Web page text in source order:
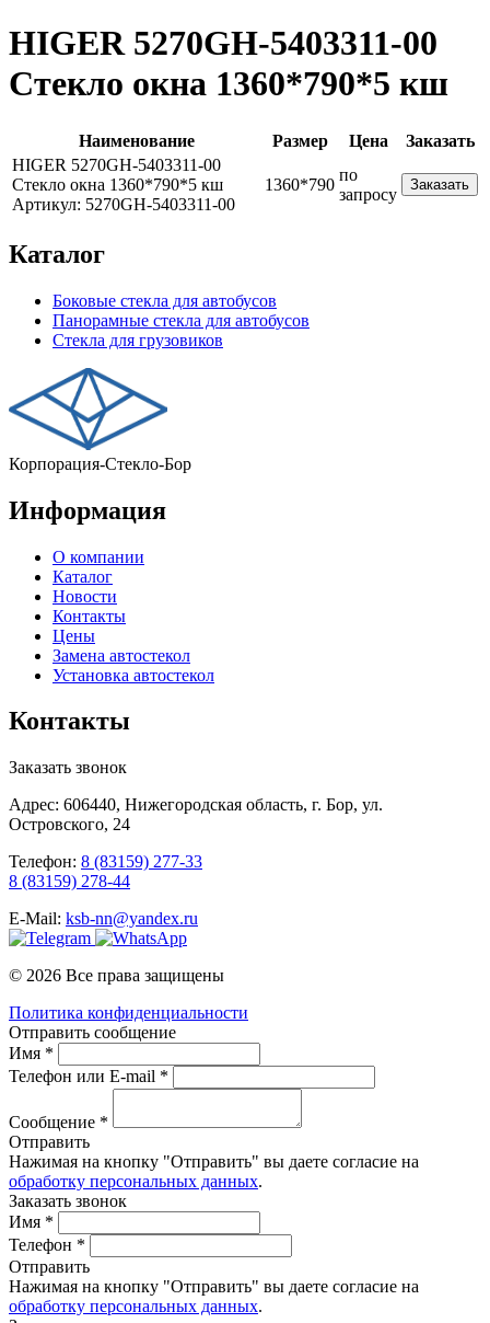
HIGER 5270GH-5403311-00
Стекло окна 1360*790*5 кш
Наименование Размер Цена
Заказать
HIGER 5270GH-5403311-00
Стекло окна 1360*790*5 кш
Артикул: 5270GH-5403311-00
1360*790
по
запросу
Заказать
Каталог
Боковые стекла для автобусов
Панорамные стекла для автобусов
Стекла для грузовиков
Корпорация-Стекло-Бор
Информация
О компании
Каталог
Новости
Контакты
Цены
Замена автостекол
Установка автостекол
Контакты
Заказать звонок
Адрес: 606440, Нижегородская область, г. Бор, ул.
Островского, 24
Телефон: 8 (83159) 277-33
8 (83159) 278-44
E-Mail: ksb-nn@yandex.ru
© 2026 Все права защищены
Политика конфиденциальности
Отправить сообщение
Имя *
Телефон или E-mail *
Сообщение *
Отправить
Нажимая на кнопку "Отправить" вы даете согласие на
обработку персональных данных.
Заказать звонок
Имя *
Телефон *
Отправить
Нажимая на кнопку "Отправить" вы даете согласие на
обработку персональных данных.